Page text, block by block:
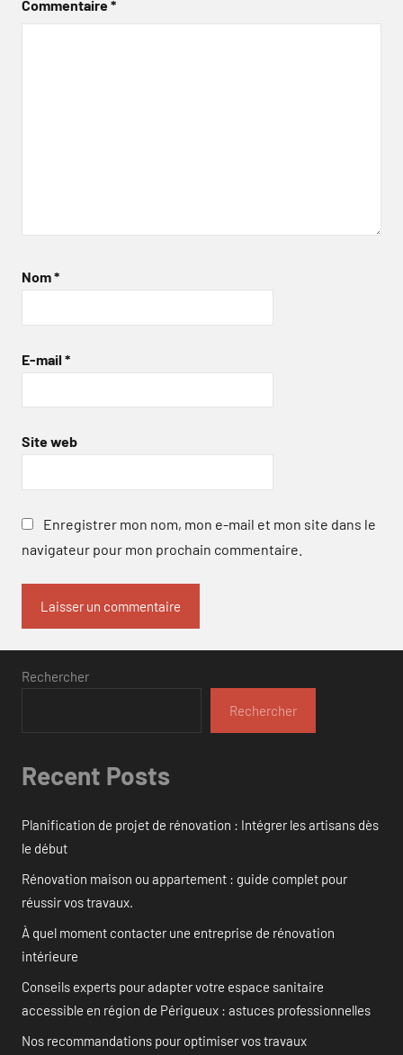
Commentaire*
Nom*
E-mail *
Site web
Enregistrer mon nom, mon e-mail et mon site dans le
navigateur pour mon prochain commentaire.
Rechercher
Rechercher
Recent Posts
Planification de projet de rénovation : Intégrer les artisans dès
le début
Rénovation maison ou appartement : guide complet pour
réussir vos travaux.
À quel moment contacter une entreprise de rénovation
intérieure
Conseils experts pour adapter votre espace sanitaire
accessible en région de Périgueux : astuces professionnelles
Nos recommandations pour optimiser vos travaux